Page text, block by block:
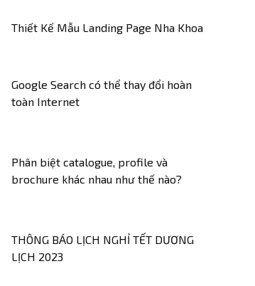
Thiết Kế Mẫu Landing Page Nha Khoa
Google Search có thể thay đổi hoàn
toàn Internet
Phân biệt catalogue, profile và
brochure khác nhau như thế nào?
THÔNG BÁO LỊCH NGHỈ TẾT DƯƠNG
LỊCH 2023